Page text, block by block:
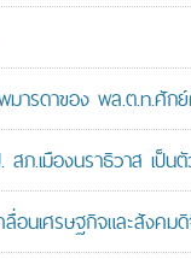
ารดาของ พล.ต.ท.ศัก
.เมืองนราธิวาส เป็
อนเศรษฐกิจและสังคม